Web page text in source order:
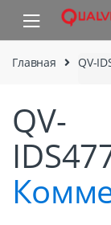
Skip to navigation
Skip to content
Главная QV-
QV-